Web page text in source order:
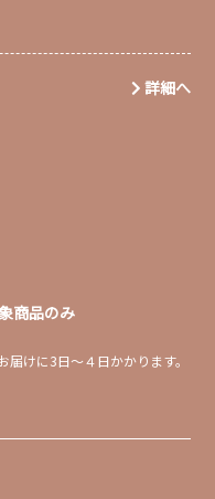
詳細へ
商品のみ
けに3日〜４日かかります。